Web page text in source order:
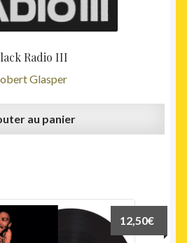
Radio III
Glasper
au panier
12,50€